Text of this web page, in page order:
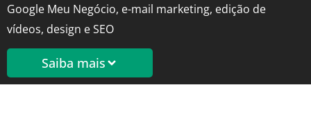
Google Meu Negócio, e-mail marketing, edição de
vídeos, design e SEO
Saiba mais